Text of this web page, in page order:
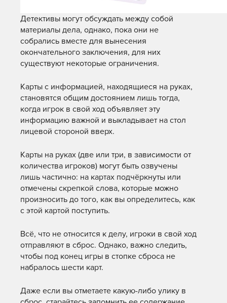
Детективы могут обсуждать между собой
материалы дела, однако, пока они не
собрались вместе для вынесения
окончательного заключения, для них
существуют некоторые ограничения.
Карты с информацией, находящиеся на руках,
становятся общим достоянием лишь тогда,
когда игрок в свой ход объявляет эту
информацию важной и выкладывает на стол
лицевой стороной вверх.
Карты на руках (две или три, в зависимости от
количества игроков) могут быть озвучены
лишь частично: на картах подчёркнуты или
отмечены скрепкой слова, которые можно
произносить до того, как вы определитесь, как
с этой картой поступить.
Всё, что не относится к делу, игроки в свой ход
отправляют в сброс. Однако, важно следить,
чтобы под конец игры в стопке сброса не
набралось шести карт.
Даже если вы отметаете какую-либо улику в